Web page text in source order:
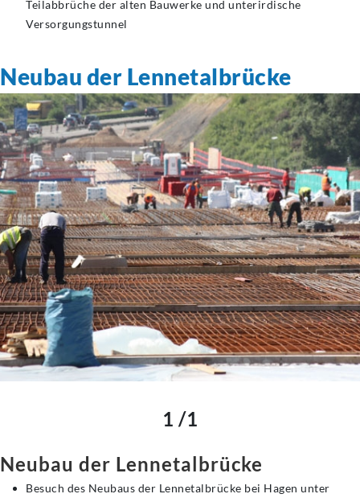
Teilabbrüche der alten Bauwerke und unterirdische
Versorgungstunnel
Neubau der Lennetalbrücke
1 /1
Neubau der Lennetalbrücke
Besuch des Neubaus der Lennetalbrücke bei Hagen unter